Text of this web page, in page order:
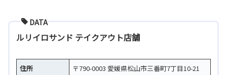
DATA
ルリイロサンド テイクアウト店舗
住所 〒790-0003 愛媛県松山市三番町7丁目10-21